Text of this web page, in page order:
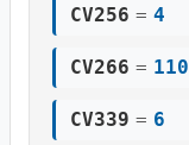
CV256 = 4
CV266 = 110
CV339 = 6